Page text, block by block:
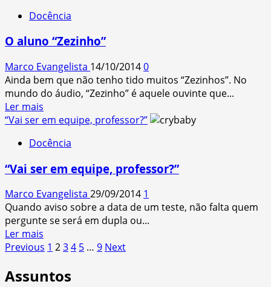
O
da
na
facul:
o
sétimo
Docência
O aluno “Zezinho”
Marco Evangelista 14/10/20140
Ainda bem que não tenho tido muitos “Zezinhos”. No
mundo do áudio, “Zezinho” é aquele ouvinte que...
Ler mais
more
O
“Zezinho”
“Vai ser em equipe, professor?”
Docência
“Vai ser em equipe, professor?”
Marco Evangelista 29/09/2014 1
Quando aviso sobre a data de um teste, não falta quem
pergunte se será em dupla ou...
Ler mais
more
“Vai
Paginação
de
Previous 1 234 5 … 9 Next
Assuntos